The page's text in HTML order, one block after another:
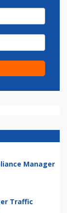
Manager
Traffic